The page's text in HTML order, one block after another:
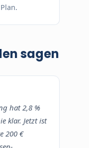
sagen
hat 2,8 %
klar. Jetzt ist
200 €